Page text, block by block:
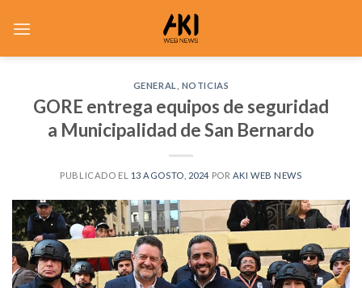
GENERAL NOTICIAS
GORE entrega equipos de seguridad
a Municipalidad de San Bernardo
PUBLICADO EL 13 AGOSTO, 2024 POR AKI WEB NEWS